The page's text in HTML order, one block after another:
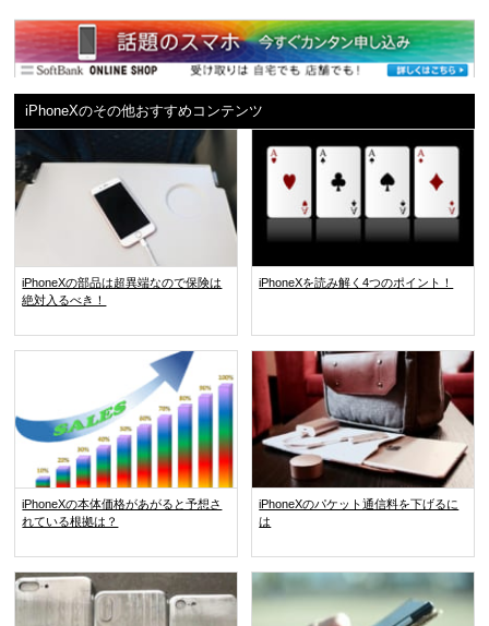
iPhoneXのその他おすすめコンテンツ
iPhoneXの部品は超異端なので保険は
絶対入るべき！
iPhoneXを読み解く4つのポイント！
iPhoneXの本体価格があがると予想さ
れている根拠は？
iPhoneXのパケット通信料を下げるに
は